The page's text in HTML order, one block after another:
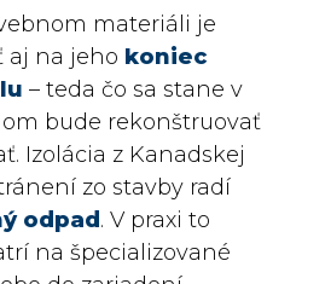
materiáli je
aj na jeho koniec
– teda čo sa stane v
bude rekonštruovať
Izolácia z Kanadskej
zo stavby radí
odpad. V praxi to
na špecializované